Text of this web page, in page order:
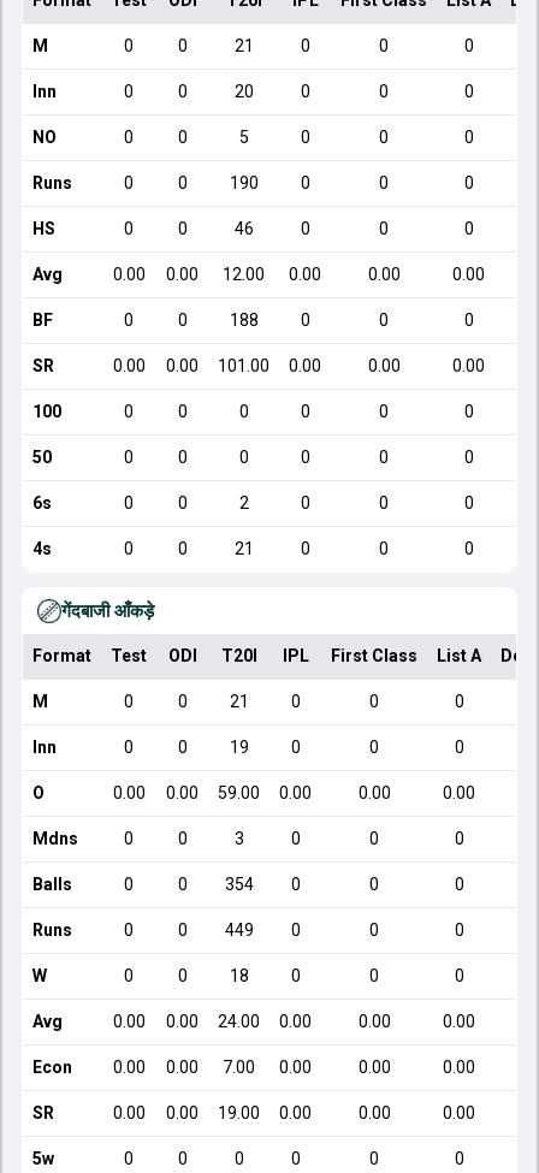
M 0 0 21 0 0 0
Inn 0 0 20 0 0 0
NO 0 0 5 0 0 0
Runs 0 0 190 0 0 0
HS 0 0 46 0 0 0
Avg 0.00 0.00 12.00 0.00 0.00 0.00
BF 0 0 188 0 0 0
SR 0.00 0.00 101.00 0.00 0.00 0.00
100 0 0 0 0 0 0
50 0 0 0 0 0 0
6s 0 0 2 0 0 0
4s 0 0 21 0 0 0
गेंदबाजी आँकड़े
Format Test ODI T20I IPL First Class List A
M 0 0 21 0 0 0
Inn 0 0 19 0 0 0
O 0.00 0.00 59.00 0.00 0.00 0.00
Mdns 0 0 3 0 0 0
Balls 0 0 354 0 0 0
Runs 0 0 449 0 0 0
W 0 0 18 0 0 0
Avg 0.00 0.00 24.00 0.00 0.00 0.00
Econ 0.00 0.00 7.00 0.00 0.00 0.00
SR 0.00 0.00 19.00 0.00 0.00 0.00
5w 0 0 0 0 0 0